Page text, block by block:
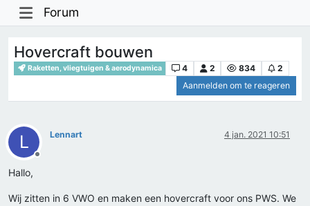
Forum
Hovercraft bouwen
Raketten, vliegtuigen & aerodynamica 4 2 834
2
Aanmelden om te reageren
L
Offline
Lennart 4 jan. 2021 10:51
Hallo,
Wij zitten in 6 VWO en maken een hovercraft voor ons PWS. We